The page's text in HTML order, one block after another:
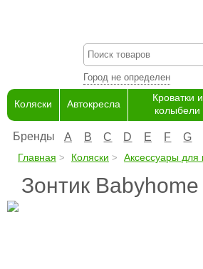
Город не определен
Коляски Автокресла
Кроватки и
колыбели
Бренды A B C D E F G
Главная Коляски Аксессуары для
Зонтик